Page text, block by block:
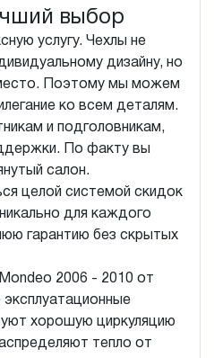
выбор
услугу. Чехлы не
дизайну, но
Поэтому мы можем
ко всем деталям.
и подголовникам,
По факту вы
салон.
целой системой скидок
для каждого
гарантию без скрытых
2006 - 2010 от
хорошую циркуляцию
тепло от